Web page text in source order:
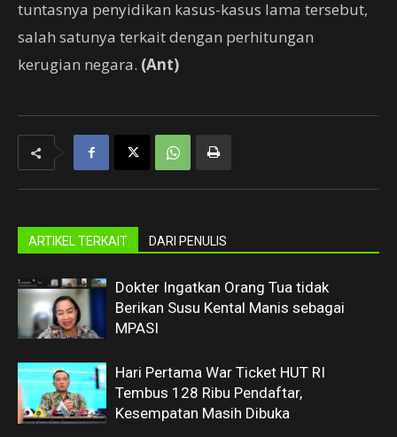
tuntasnya penyidikan kasus-kasus lama tersebut,
salah satunya terkait dengan perhitungan
kerugian negara. (Ant)
ARTIKEL TERKAIT DARI PENULIS
Dokter Ingatkan Orang Tua tidak
Berikan Susu Kental Manis sebagai
MPASI
Hari Pertama War Ticket HUT RI
Tembus 128 Ribu Pendaftar,
Kesempatan Masih Dibuka